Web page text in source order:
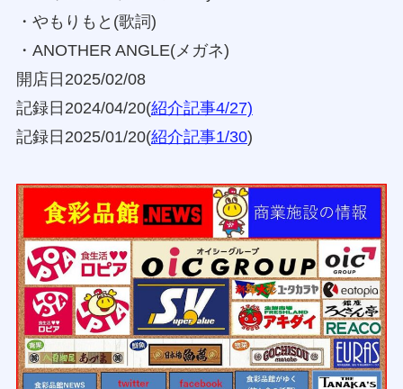
・やもりもと(歌詞)
・ANOTHER ANGLE(メガネ)
開店日2025/02/08
記録日2024/04/20(紹介記事4/27)
記録日2025/01/20(紹介記事1/30)